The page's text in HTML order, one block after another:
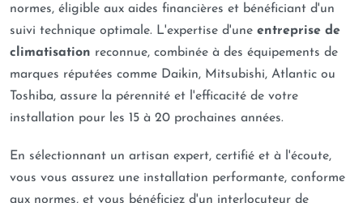
normes, éligible aux aides financières et bénéficiant d'un
suivi technique optimale. L'expertise d'une entreprise de
climatisation reconnue, combinée à des équipements de
marques réputées comme Daikin, Mitsubishi, Atlantic ou
Toshiba, assure la pérennité et l'efficacité de votre
installation pour les 15 à 20 prochaines années.
En sélectionnant un artisan expert, certifié et à l'écoute,
vous vous assurez une installation performante, conforme
aux normes, et vous bénéficiez d'un interlocuteur de